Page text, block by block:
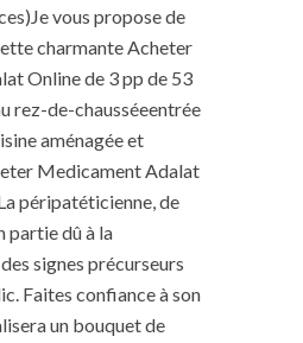
vous propose de
charmante Acheter
Online de 3 pp de 53
rez-de-chausséeentrée
aménagée et
Medicament Adalat
péripatéticienne, de
partie dû à la
signes précurseurs
Faites confiance à son
un bouquet de